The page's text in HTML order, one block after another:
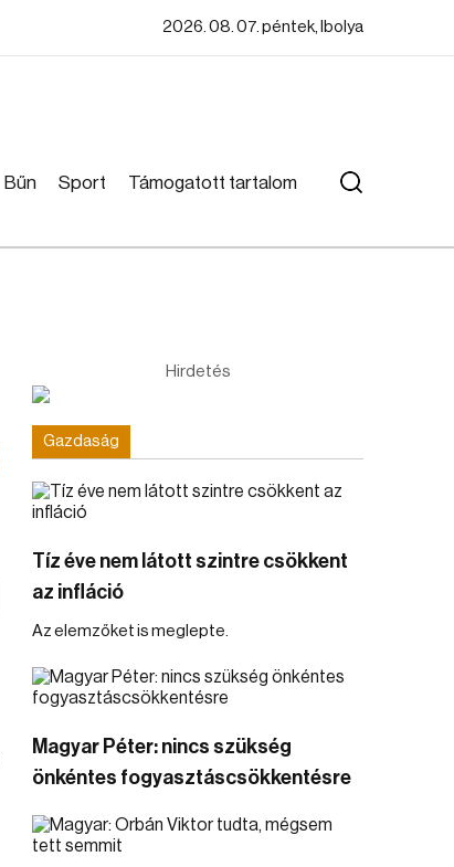
2026. 08. 07. péntek, Ibolya
Bűn Sport Támogatott tartalom
Hirdetés
Gazdaság
Tíz éve nem látott szintre csökkent
az infláció
Az elemzőket is meglepte.
Magyar Péter: nincs szükség
önkéntes fogyasztáscsökkentésre